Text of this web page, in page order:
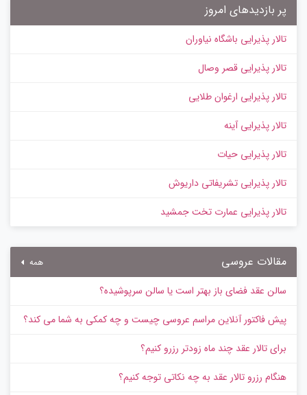
پر بازدیدهای امروز
تالار پذیرایی باشگاه نیاوران
تالار پذیرایی قصر وصال
تالار پذیرایی ارغوان طلایی
تالار پذیرایی آینه
تالار پذیرایی حیات
تالار پذیرایی تشریفاتی داریوش
تالار پذیرایی عمارت تخت جمشید
مقالات عروسی همه
سالن عقد فضای باز بهتر است یا سالن سرپوشیده؟
پیش‌ فاکتور آنلاین مراسم عروسی چیست و چه کمکی به شما می کند؟
برای تالار عقد چند ماه زودتر رزرو کنیم؟
هنگام رزرو تالار عقد به چه نکاتی توجه کنیم؟